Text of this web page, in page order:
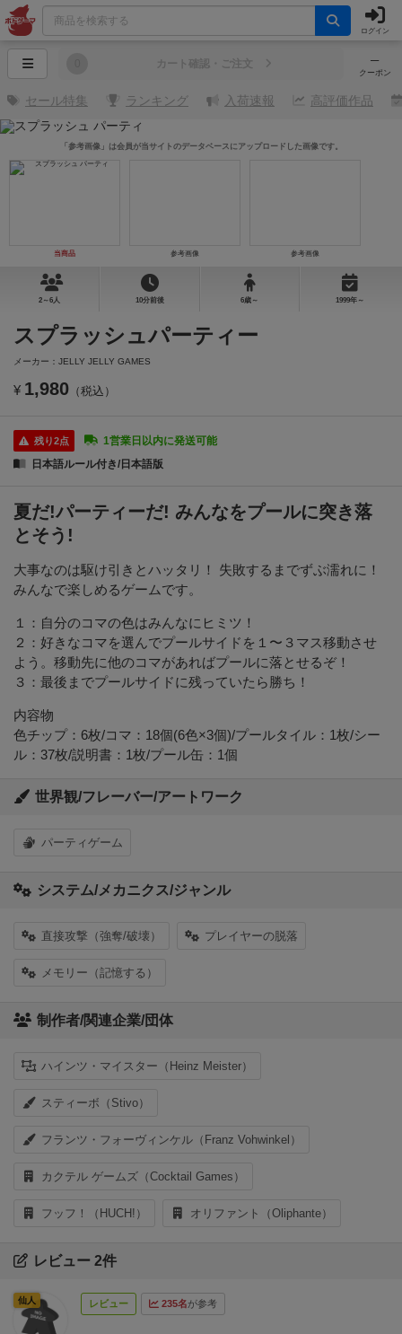
ログイン
─
クーポン
カート確認・ご注文
セール特集 ランキング 入荷速報 高評価作品
当商品 参考画像 参考画像
「参考画像」は会員が当サイトのデータベースにアップロードした画像です。
2～6人 10分前後 6歳～ 1999年～
スプラッシュパーティー
メーカー：JELLY JELLY GAMES
¥ 1,980 （税込）
残り2点
1営業日以内に発送可能
日本語ルール付き/日本語版
夏だ!パーティーだ! みんなをプールに突き落
とそう!
大事なのは駆け引きとハッタリ！ 失敗するまでずぶ濡れに！
みんなで楽しめるゲームです。
１：自分のコマの色はみんなにヒミツ！
２：好きなコマを選んでプールサイドを１〜３マス移動させ
よう。移動先に他のコマがあればプールに落とせるぞ！
３：最後までプールサイドに残っていたら勝ち！
内容物
色チップ：6枚/コマ：18個(6色×3個)/プールタイル：1枚/シー
ル：37枚/説明書：1枚/プール缶：1個
世界観/フレーバー/アートワーク
パーティゲーム
システム/メカニクス/ジャンル
直接攻撃（強奪/破壊） プレイヤーの脱落
メモリー（記憶する）
制作者/関連企業/団体
ハインツ・マイスター（Heinz Meister）
スティーボ（Stivo）
フランツ・フォーヴィンケル（Franz Vohwinkel）
カクテル ゲームズ（Cocktail Games）
フッフ！（HUCH!） オリファント（Oliphante）
レビュー 2件
レビュー 235名が参考
仙人